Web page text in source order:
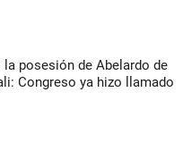
la posesión de Abelardo de
Congreso ya hizo llamado